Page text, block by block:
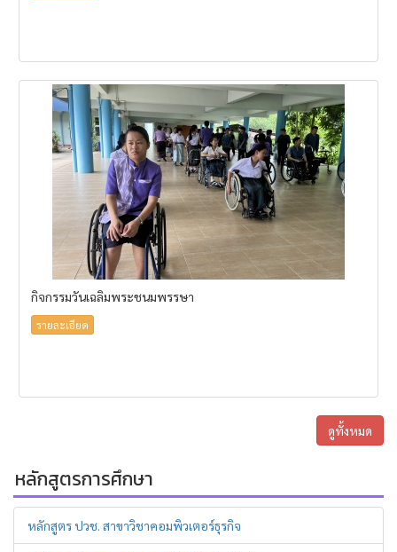
กิจกรรมวันเฉลิมพระชนมพรรษา
รายละเอียด
ดูทั้งหมด
หลักสูตรการศึกษา
หลักสูตร ปวช. สาขาวิชาคอมพิวเตอร์ธุรกิจ